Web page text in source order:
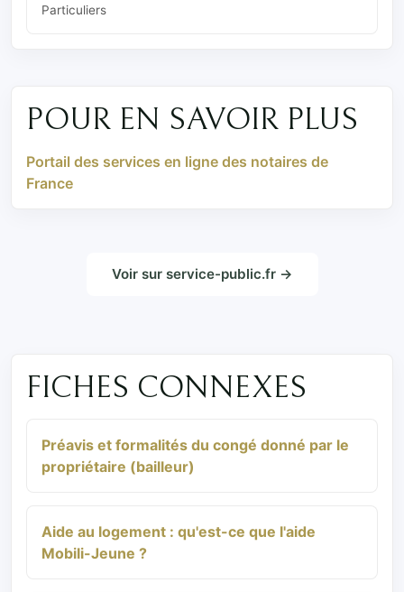
Particuliers
POUR EN SAVOIR PLUS
Portail des services en ligne des notaires de
France
Voir sur service-public.fr →
FICHES CONNEXES
Préavis et formalités du congé donné par le
propriétaire (bailleur)
Aide au logement : qu'est-ce que l'aide
Mobili-Jeune ?